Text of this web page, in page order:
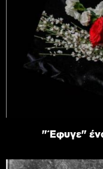
"Έφυγε"